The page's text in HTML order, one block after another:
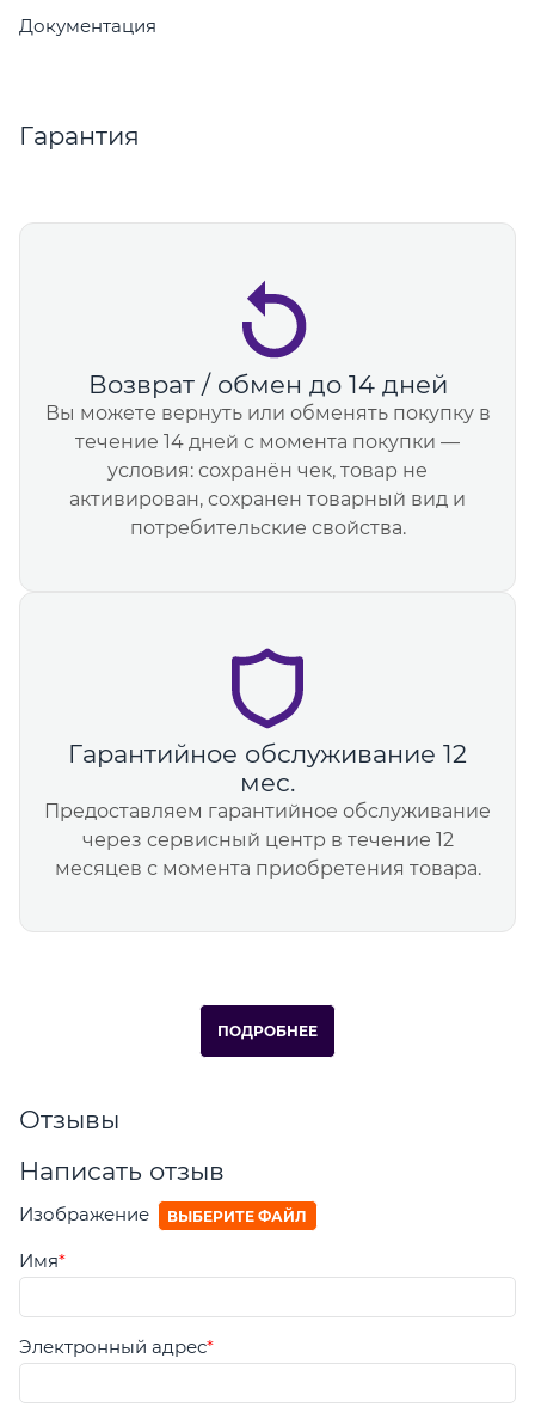
Документация
Гарантия
Возврат / обмен до 14 дней
Вы можете вернуть или обменять покупку в
течение 14 дней с момента покупки —
условия: сохранён чек, товар не
активирован, сохранен товарный вид и
потребительские свойства.
Гарантийное обслуживание 12
мес.
Предоставляем гарантийное обслуживание
через сервисный центр в течение 12
месяцев с момента приобретения товара.
ПОДРОБНЕЕ
Отзывы
Написать отзыв
Изображение ВЫБЕРИТЕ ФАЙЛ
Имя
Электронный адрес